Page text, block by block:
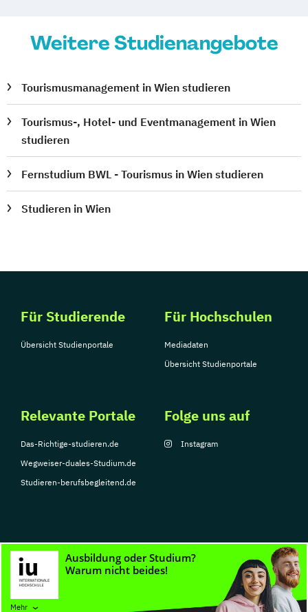
Mehr
Weitere Studienangebote
Tourismusmanagement in Wien studieren
Tourismus-, Hotel- und Eventmanagement in Wien
studieren
Fernstudium BWL - Tourismus in Wien studieren
Studieren in Wien
Für Studierende
Übersicht Studienportale
Für Hochschulen
Mediadaten
Übersicht Studienportale
Relevante Portale
Das-Richtige-studieren.de
Wegweiser-duales-Studium.de
Studieren-berufsbegleitend.de
Folge uns auf
Instagram
© Copyright 2026, TarGroup Media GmbH
Nutzungsbedingungen